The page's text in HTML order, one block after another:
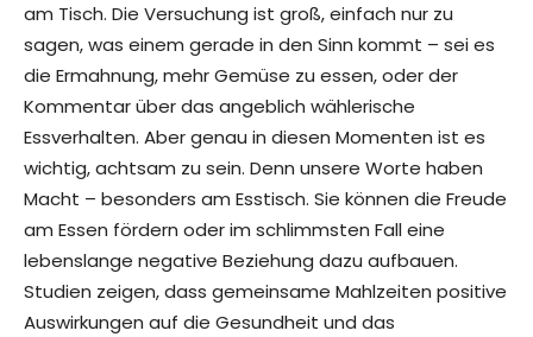
am Tisch. Die Versuchung ist groß, einfach nur zu
sagen, was einem gerade in den Sinn kommt – sei es
die Ermahnung, mehr Gemüse zu essen, oder der
Kommentar über das angeblich wählerische
Essverhalten. Aber genau in diesen Momenten ist es
wichtig, achtsam zu sein. Denn unsere Worte haben
Macht – besonders am Esstisch. Sie können die Freude
am Essen fördern oder im schlimmsten Fall eine
lebenslange negative Beziehung dazu aufbauen.
Studien zeigen, dass gemeinsame Mahlzeiten positive
Auswirkungen auf die Gesundheit und das